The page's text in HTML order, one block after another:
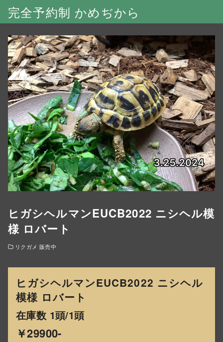
完全予約制 かめぢから
ヒガシヘルマンEUCB2022 ニシヘル模
様 ロバート
リクガメ 販売中
ヒガシヘルマンEUCB2022 ニシヘル
模様 ロバート
在庫数 1頭/1頭
￥29900-